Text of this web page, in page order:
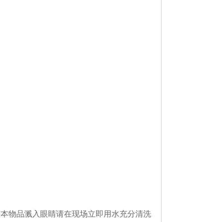
物品溅入眼睛请在现场立即用水充分清洗